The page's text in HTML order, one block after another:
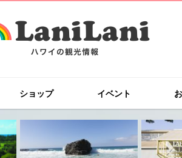
ショップ イベント